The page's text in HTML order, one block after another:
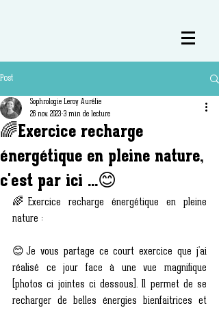
Post
🌈Exercice recharge
énergétique en pleine nature,
c'est par ici ...😊
Sophrologie Leroy Aurélie
26 nov. 2023 3 min de lecture
🌈Exercice recharge énergétique en pleine
nature :
😊Je vous partage ce court exercice que j'ai
réalisé ce jour face à une vue magnifique
(photos ci jointes ci dessous). Il permet de se
recharger de belles énergies bienfaitrices et